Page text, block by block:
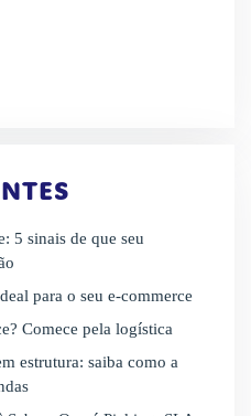
5 sinais de que seu
para o seu e-commerce
Comece pela logística
estrutura: saiba como a